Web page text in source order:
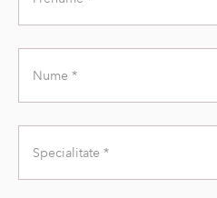
Last
Specialty